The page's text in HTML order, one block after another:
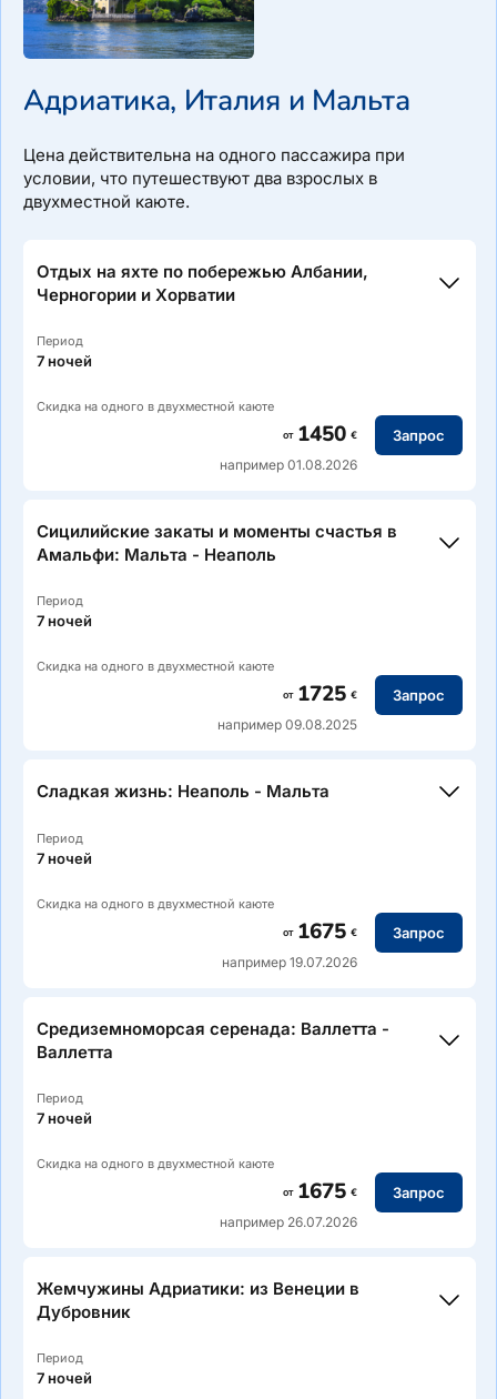
Адриатика, Италия и Мальта
Цена действительна на одного пассажира при
условии, что путешествуют два взрослых в
двухместной каюте.
Отдых на яхте по побережью Албании,
Черногории и Хорватии
Период
7 ночей
Скидка на одного в двухместной каюте
от 1450 €
например 01.08.2026
Запрос
(Черногория) — Дубровник
Сицилийские закаты и моменты счастья в
Амальфи: Мальта - Неаполь
Период
7 ночей
Скидка на одного в двухместной каюте
от 1725 €
например 09.08.2025
Запрос
Трапани — Палермо — Липари — Сорренто — Неаполь
Сладкая жизнь: Неаполь - Мальта
Период
7 ночей
Скидка на одного в двухместной каюте
от 1675 €
например 19.07.2026
Запрос
Средиземноморсая серенада: Валлетта -
Валлетта
Период
7 ночей
Скидка на одного в двухместной каюте
от 1675 €
например 26.07.2026
Запрос
Жемчужины Адриатики: из Венеции в
Дубровник
Период
7 ночей